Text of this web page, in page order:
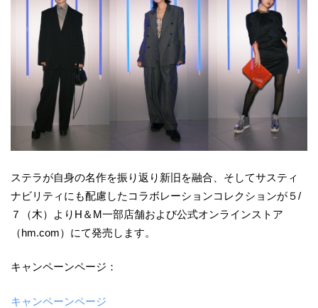
ステラが自身の名作を振り返り新旧を融合、そしてサスティ
ナビリティにも配慮したコラボレーションコレクションが５/
７（木）よりH＆M一部店舗および公式オンラインストア
（hm.com）にて発売します。
キャンペーンページ：
キャンペーンページ